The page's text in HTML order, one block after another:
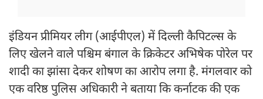
इंडियन प्रीमियर लीग (आईपीएल) में दिल्ली कैपिटल्स के
लिए खेलने वाले पश्चिम बंगाल के क्रिकेटर अभिषेक पोरेल पर
शादी का झांसा देकर शोषण का आरोप लगा है. मंगलवार को
एक वरिष्ठ पुलिस अधिकारी ने बताया कि कर्नाटक की एक